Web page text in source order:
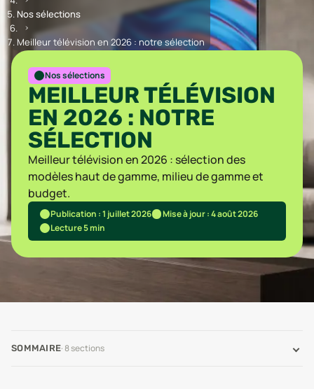
Nos sélections
Meilleur télévision en 2026 : notre sélection
Nos sélections
MEILLEUR TÉLÉVISION
EN 2026 : NOTRE
SÉLECTION
Meilleur télévision en 2026 : sélection des
modèles haut de gamme, milieu de gamme et
budget.
Publication : 1 juillet 2026
Mise à jour : 4 août 2026
Lecture 5 min
SOMMAIRE·8sections